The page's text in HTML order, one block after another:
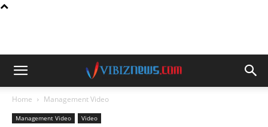
Home Management Video
Management Video Video